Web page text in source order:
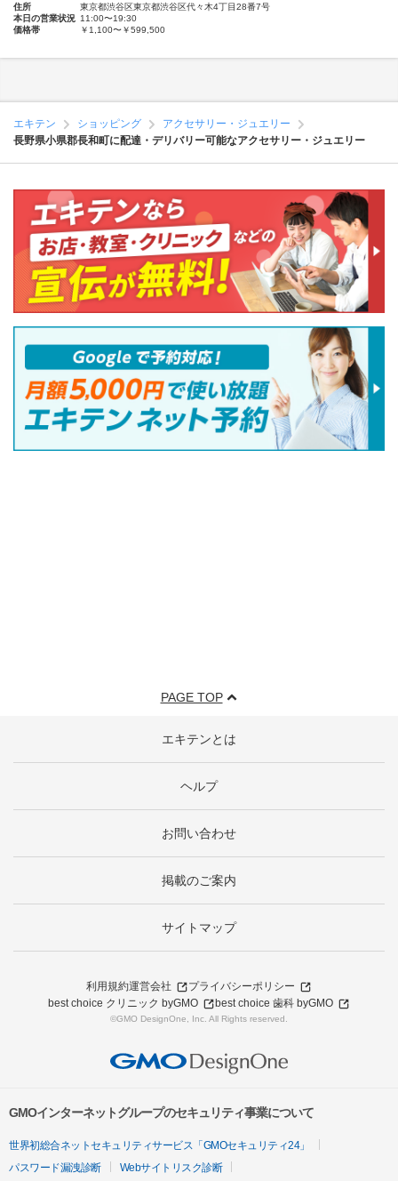
住所
東京都渋谷区東京都渋谷区代々木4丁目28番7号
本日の営業状況 11:00〜19:30
価格帯
￥1,100〜￥599,500
エキテン ショッピング
アクセサリー・ジュエリー
長野県小県郡長和町に配達・デリバリー可能なアクセサリー・ジュエリー
PAGE TOP
エキテンとは
ヘルプ
お問い合わせ
掲載のご案内
サイトマップ
利用規約運営会社
プライバシーポリシー
best choice クリニック byGMO
best choice 歯科 byGMO
©GMO DesignOne, Inc. All Rights reserved.
GMOインターネットグループのセキュリティ事業について
世界初総合ネットセキュリティサービス「GMOセキュリティ24」
パスワード漏洩診断
Webサイトリスク診断